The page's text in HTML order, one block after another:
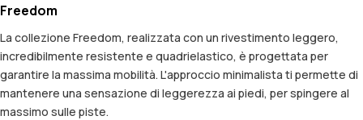
Freedom
La collezione Freedom, realizzata con un rivestimento leggero,
incredibilmente resistente e quadrielastico, è progettata per
garantire la massima mobilità. L'approccio minimalista ti permette di
mantenere una sensazione di leggerezza ai piedi, per spingere al
massimo sulle piste.